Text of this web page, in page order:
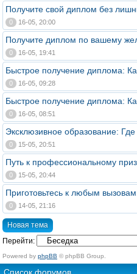
Получите свой диплом без
0 16-05, 20:00
Получите диплом по вашему
0 16-05, 19:41
Быстрое получение диплома:
0 16-05, 09:28
Быстрое получение диплома:
0 16-05, 08:51
Эксклюзивное образование:
0 15-05, 20:51
Путь к профессиональному
0 15-05, 20:44
Приготовьтесь к любым
0 14-05, 21:16
Новая тема
Перейти:
Powered by phpBB © phpBB Group.